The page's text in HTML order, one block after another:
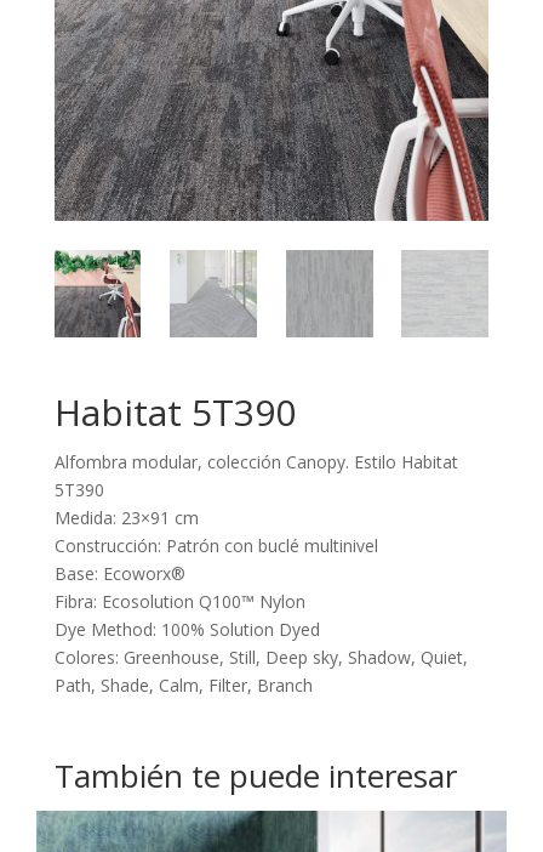
Habitat 5T390
Alfombra modular, colección Canopy. Estilo Habitat
5T390
Medida: 23×91 cm
Construcción: Patrón con buclé multinivel
Base: Ecoworx®
Fibra: Ecosolution Q100™ Nylon
Dye Method: 100% Solution Dyed
Colores: Greenhouse, Still, Deep sky, Shadow, Quiet,
Path, Shade, Calm, Filter, Branch
También te puede interesar